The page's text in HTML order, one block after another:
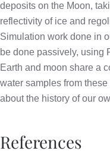
deposits on the Moon,
reflectivity of ice and
Simulation work done in
be done passively, using
Earth and moon share a
water samples from
about the history of our
References